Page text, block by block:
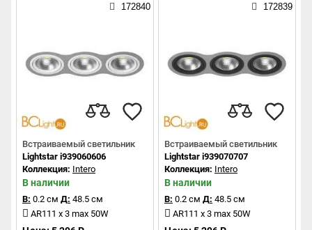
172840
Встраиваемый светильник
Lightstar i939060606
Коллекция: Intero
В наличии
В: 0.2 см Д: 48.5 см
AR111 x 3 max 50W
172839
Встраиваемый светильник
Lightstar i939070707
Коллекция: Intero
В наличии
В: 0.2 см Д: 48.5 см
AR111 x 3 max 50W